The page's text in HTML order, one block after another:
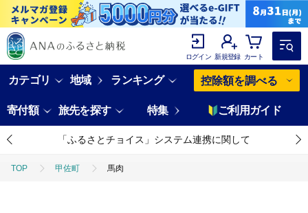
ログイン 新規登録 カート
カテゴリ 地域 ランキング 控除額を調べる
寄付額 旅先を探す 特集 ご利用ガイド
「ふるさとチョイス」システム連携に関して
TOP 甲佐町 馬肉